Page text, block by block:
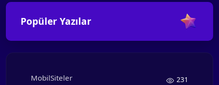
Popüler Yazılar
MobilSiteler 231